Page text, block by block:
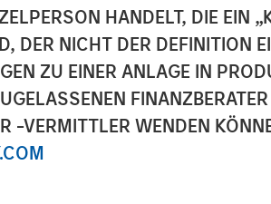
HANDELT, DIE
DER NICHT DER DEFINITION
ZU EINER ANLAGE IN
-VERMITTLER WENDEN
Million